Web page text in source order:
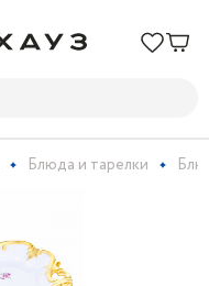
Блюда и тарелки